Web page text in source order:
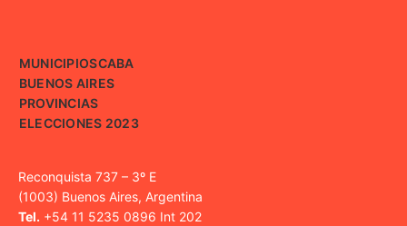
MUNICIPIOSCABA
BUENOS AIRES
PROVINCIAS
ELECCIONES 2023
Reconquista 737 – 3º E
(1003) Buenos Aires, Argentina
Tel. +54 11 5235 0896 Int 202